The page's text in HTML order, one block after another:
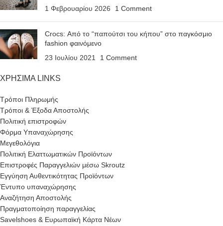
1 Φεβρουαρίου 2026
1 Comment
Crocs: Από το “παπούτσι του κήπου” στο παγκόσμιο
fashion φαινόμενο
23 Ιουλίου 2021
1 Comment
ΧΡΗΣΙΜΑ LINKS
Τρόποι Πληρωμής
Τρόποι & Έξοδα Αποστολής
Πολιτική επιστροφών
Φόρμα Υπαναχώρησης
Μεγεθολόγια
Πολιτική Ελαττωματικών Προϊόντων
Επιστροφές Παραγγελιών μέσω Skroutz
Εγγύηση Αυθεντικότητας Προϊόντων
Έντυπο υπαναχώρησης
Αναζήτηση Αποστολής
Πραγματοποίηση παραγγελίας
Savelshoes & Ευρωπαϊκή Κάρτα Νέων